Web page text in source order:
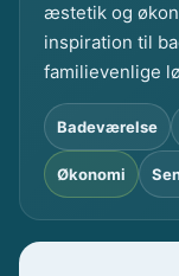
æstetik og
inspiration til
familievenlige
Badeværelse
Økonomi